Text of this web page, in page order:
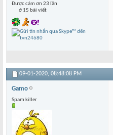
Được cám ơn 23 lần
ở 15 bài viết
09-01-2020, 08:48:08 PM
Gamo
Spam killer